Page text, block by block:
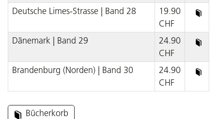
Deutsche Limes-Strasse | Band 28
19.90
CHF
Dänemark | Band 29
24.90
CHF
Brandenburg (Norden) | Band 30
24.90
CHF
Bücherkorb